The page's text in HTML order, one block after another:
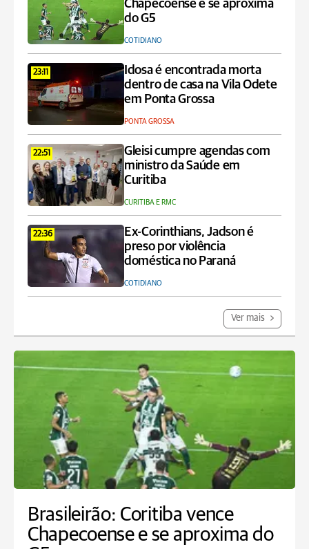
Chapecoense e se aproxima
do G5
COTIDIANO
23:11
Idosa é encontrada morta
dentro de casa na Vila Odete
em Ponta Grossa
PONTA GROSSA
22:51
Gleisi cumpre agendas com
ministro da Saúde em
Curitiba
CURITIBA E RMC
22:36
Ex-Corinthians, Jadson é
preso por violência
doméstica no Paraná
COTIDIANO
Ver mais
Brasileirão: Coritiba vence
Chapecoense e se aproxima do